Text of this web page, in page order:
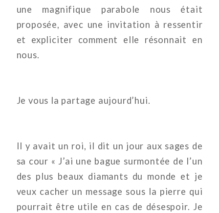
une magnifique parabole nous était
proposée, avec une invitation à ressentir
et expliciter comment elle résonnait en
nous.
Je vous la partage aujourd’hui.
Il y avait un roi, il dit un jour aux sages de
sa cour « J’ai une bague surmontée de l’un
des plus beaux diamants du monde et je
veux cacher un message sous la pierre qui
pourrait être utile en cas de désespoir. Je